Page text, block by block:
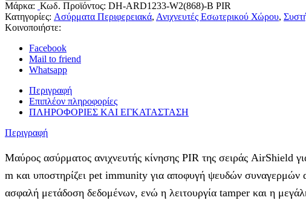
Μάρκα: Κωδ. Προϊόντος: DH-ARD1233-W2(868)-B PIR
Κατηγορίες: Aσύρματα Περιφερειακά, Ανιχνευτές Εσωτερικού Χώρου,
Κοινοποιήστε:
Facebook
Mail to friend
Whatsapp
Περιγραφή
Επιπλέον πληροφορίες
ΠΛΗΡΟΦΟΡΙΕΣ ΚΑΙ ΕΓΚΑΤΑΣΤΑΣΗ
Περιγραφή
Μαύρος ασύρματος ανιχνευτής κίνησης PIR της σειράς AirShield
m και υποστηρίζει pet immunity για αποφυγή ψευδών
ασφαλή μετάδοση δεδομένων, ενώ η λειτουργία tamper και η